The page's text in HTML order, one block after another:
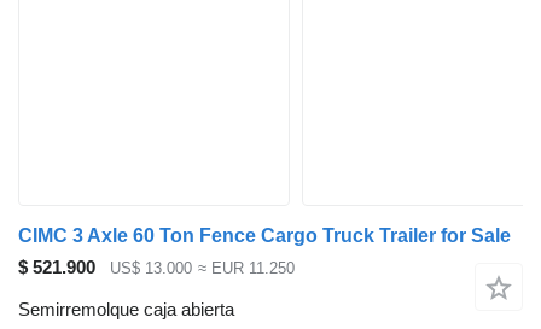
CIMC 3 Axle 60 Ton Fence Cargo Truck Trailer for Sale
$ 521.900
US$ 13.000 ≈ EUR 11.250
Semirremolque caja abierta